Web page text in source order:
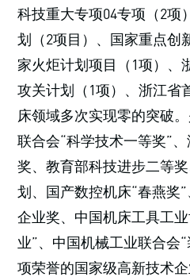
科技重大专项04专项（2项
划（2项目）、国家重点创
家火炬计划项目（1项）、
攻关计划（1项）、浙江省
床领域多次实现零的突破
联合会“科学技术一等奖”
奖、教育部科技进步二等
划、国产数控机床“春燕奖
企业奖、中国机床工具工
业”、中国机械工业联合会
项荣誉的国家级高新技术